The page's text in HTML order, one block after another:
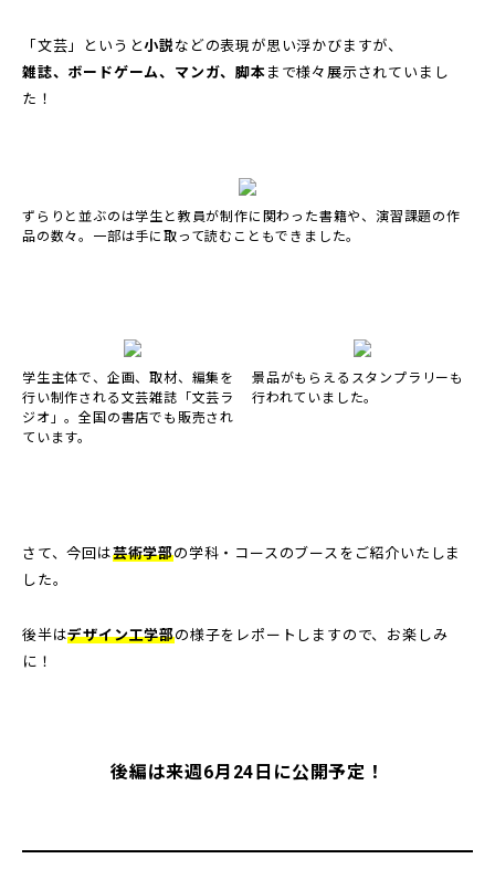
「文芸」というと小説 などの表現が思い浮かびますが、
雑誌、ボードゲーム、マンガ、脚本 まで様々展示されていまし
た！
ずらりと並ぶのは学生と教員が制作に関わった書籍や、演習課題の作
品の数々。一部は手に取って読むこともできました。
学生主体で、企画、取材、編集を
行い制作される文芸雑誌「文芸ラ
ジオ」。全国の書店でも販売され
ています。
景品がもらえるスタンプラリーも
行われていました。
さて、今回は芸術学部の学科・コースのブースをご紹介いたしま
した。
後半はデザイン工学部の様子をレポートしますので、お楽しみ
に！
後編は来週6月24日に公開予定！